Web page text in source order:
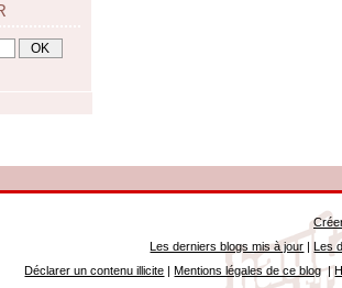
Les derniers blogs mis à jour |Les
Déclarer un contenu illicite |Mentions légales de ce blog|